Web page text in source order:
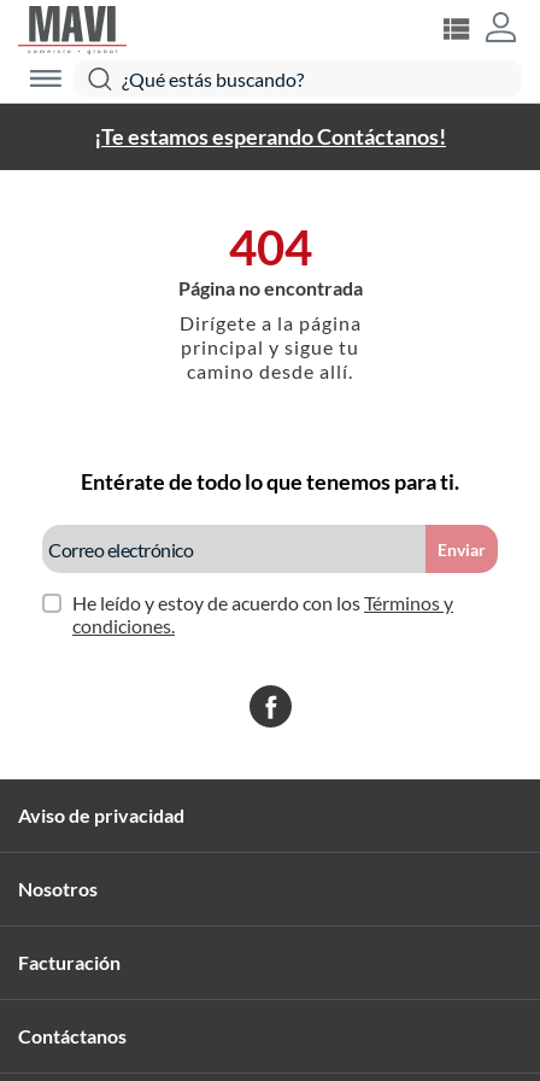
¡Te estamos esperando Contáctanos!
404
Página no encontrada
Dirígete a la página
principal y sigue tu
camino desde allí.
Entérate de todo lo que tenemos para ti.
Enviar
He leído y estoy de acuerdo con losTérminos y
condiciones.
Aviso de privacidad
Nosotros
Facturación
Contáctanos